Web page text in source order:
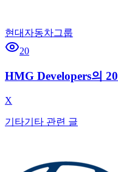
현대자동차그룹
20
HMG Developers의
X
기타기타 관련 글